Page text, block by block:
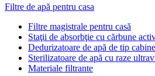
Filtre de apă pentru casa
Filtre magistrale pentru casă
Staţii de absorbţie cu cărbune
Dedurizatoare de apă de tip
Sterilizatoare de apă cu raze
Materiale filtrante